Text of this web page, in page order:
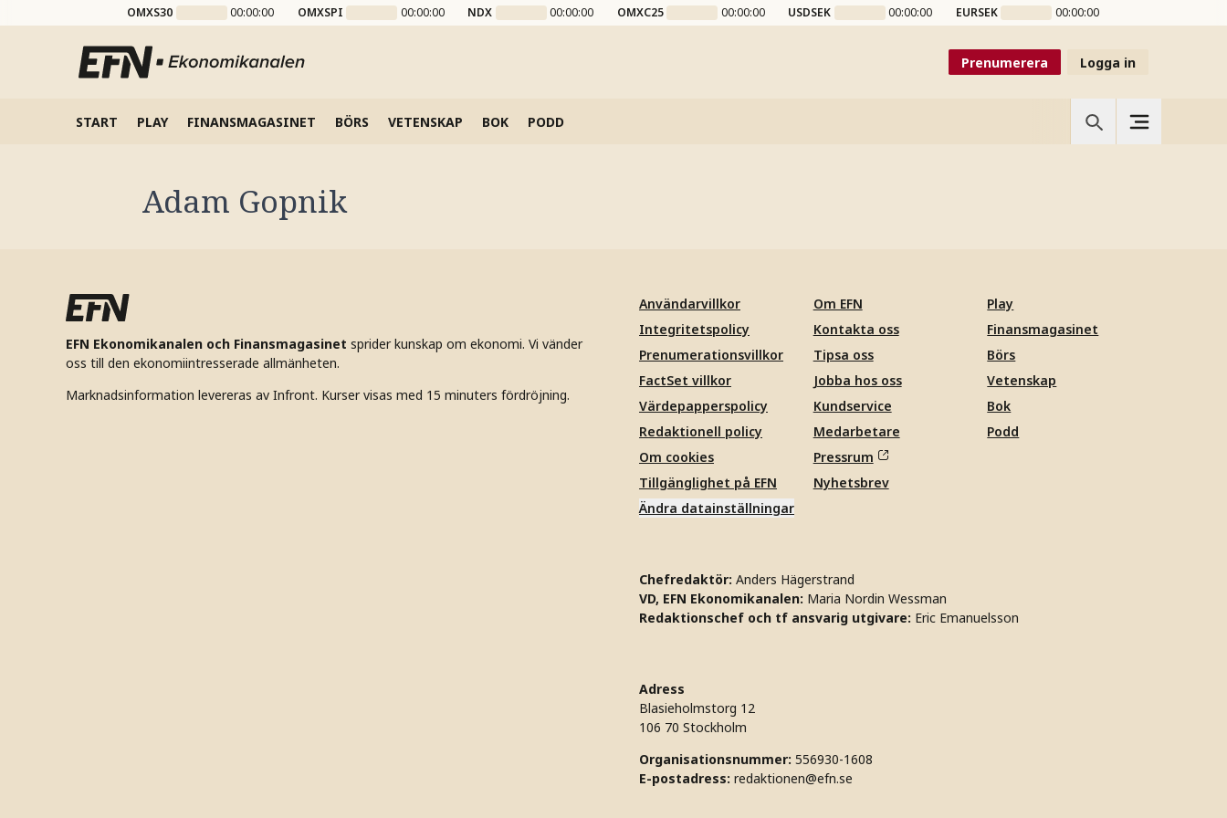
OMXS30 00:00:00 OMXSPI 00:00:00 NDX 00:00:00 OMXC25 00:00:00 USDSEK 00:00:00 EURSEK 00:00:00
Prenumerera Logga in
START PLAY FINANSMAGASINET BÖRS VETENSKAP BOK PODD
Adam Gopnik
EFN Ekonomikanalen och Finansmagasinet sprider kunskap om ekonomi. Vi vänder
oss till den ekonomiintresserade allmänheten.
Marknadsinformation levereras av Infront. Kurser visas med 15 minuters fördröjning.
Användarvillkor
Integritetspolicy
Prenumerationsvillkor
FactSet villkor
Värdepapperspolicy
Redaktionell policy
Om cookies
Tillgänglighet på EFN
Ändra datainställningar
Om EFN
Kontakta oss
Tipsa oss
Jobba hos oss
Kundservice
Medarbetare
Pressrum
Nyhetsbrev
Play
Finansmagasinet
Börs
Vetenskap
Bok
Podd
Chefredaktör: Anders Hägerstrand
VD, EFN Ekonomikanalen: Maria Nordin Wessman
Redaktionschef och tf ansvarig utgivare: Eric Emanuelsson
Adress
Blasieholmstorg 12
106 70 Stockholm
Organisationsnummer: 556930-1608
E-postadress: redaktionen@efn.se